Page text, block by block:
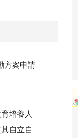
方案申請
培養人
自立自